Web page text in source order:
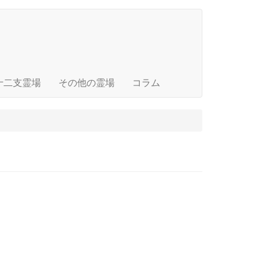
二支霊場 その他の霊場 コラム